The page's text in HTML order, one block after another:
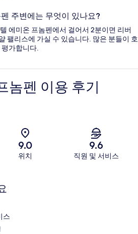
주변에는 무엇이 있나요?
에미온 프놈펜에서 걸어서 2분이면 리버
팰리스에 가실 수 있습니다. 많은 분들이 호
가합니다.
놈펜 이용 후기
9.0
위치
9.6
직원 및 서비스
스